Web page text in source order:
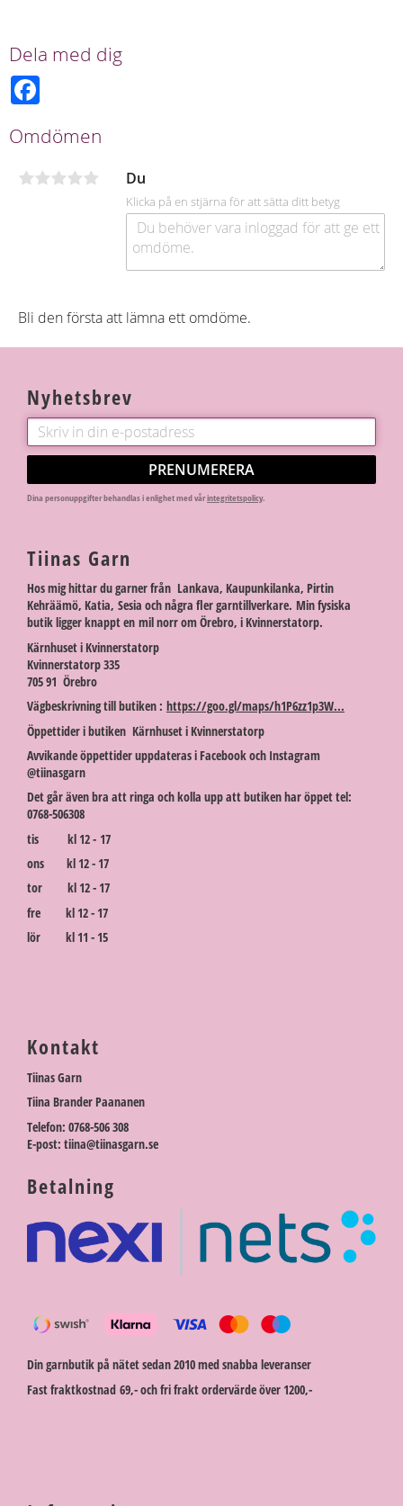
Dela med dig
b
o
k
Omdömen
Du
Klicka på en stjärna för att sätta ditt betyg
Bli den första att lämna ett omdöme.
Nyhetsbrev
PRENUMERERA
Dina personuppgifter behandlas i enlighet med vårintegritetspolicy.
Tiinas Garn
Hos mig hittar du garner från Lankava, Kaupunkilanka, Pirtin
Kehräämö, Katia, Sesia och några fler garntillverkare. Min fysiska
butik ligger knappt en mil norr om Örebro, i Kvinnerstatorp.
Kärnhuset i Kvinnerstatorp
Kvinnerstatorp 335
705 91 Örebro
Vägbeskrivning till butiken : https://goo.gl/maps/h1P6zz1p3W...
Öppettider i butiken Kärnhuset i Kvinnerstatorp
Avvikande öppettider uppdateras i Facebook och Instagram
@tiinasgarn
Det går även bra att ringa och kolla upp att butiken har öppet tel:
0768-506308
tis kl 12 - 17
ons kl 12 - 17
tor kl 12 - 17
fre kl 12 - 17
lör kl 11 - 15
Kontakt
Tiinas Garn
Tiina Brander Paananen
Telefon: 0768-506 308
E-post: tiina@tiinasgarn.se
Betalning
Din garnbutik på nätet sedan 2010 med snabba leveranser
Fast fraktkostnad 69,- och fri frakt ordervärde över 1200,-